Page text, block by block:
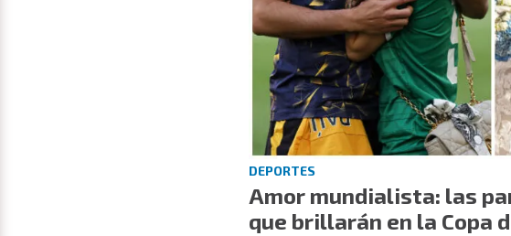
DEPORTES
Amor mundialista: las
que brillarán en la Copa